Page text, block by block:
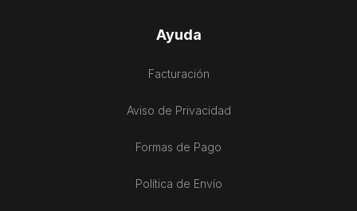
Ayuda
Facturación
Aviso de Privacidad
Formas de Pago
Política de Envío